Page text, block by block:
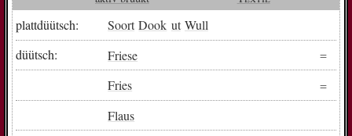
plattdüütsch: Soort Dook ut Wull
düütsch:
Friese
Fries
Flaus